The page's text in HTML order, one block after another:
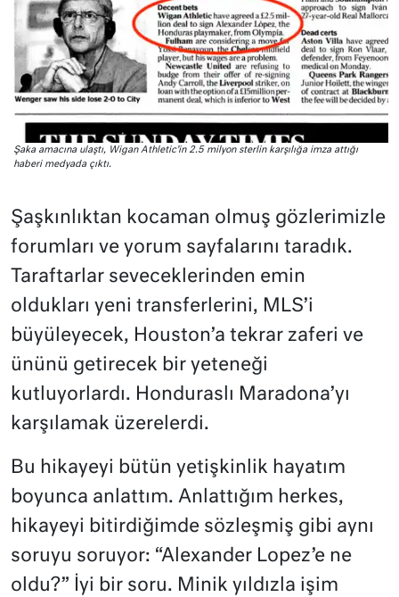
Şaka amacına ulaştı, Wigan Athletic’in 2.5 milyon sterlin karşılığa imza attığı
haberi medyada çıktı.
Şaşkınlıktan kocaman olmuş gözlerimizle
forumları ve yorum sayfalarını taradık.
Taraftarlar seveceklerinden emin
oldukları yeni transferlerini, MLS’i
büyüleyecek, Houston’a tekrar zaferi ve
ününü getirecek bir yeteneği
kutluyorlardı. Honduraslı Maradona’yı
karşılamak üzerelerdi.
Bu hikayeyi bütün yetişkinlik hayatım
boyunca anlattım. Anlattığım herkes,
hikayeyi bitirdiğimde sözleşmiş gibi aynı
soruyu soruyor: “Alexander Lopez’e ne
oldu?” İyi bir soru. Minik yıldızla işim